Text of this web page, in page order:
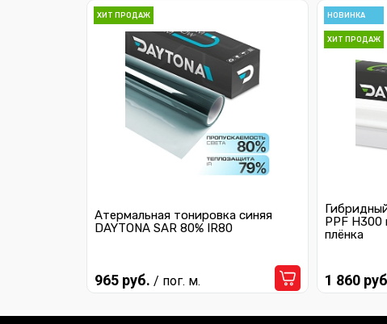
ХИТ ПРОДАЖ
Атермальная тонировка синяя
DAYTONA SAR 80% IR80
965 руб. / пог. м.
НОВИНКА
ХИТ ПРОДАЖ
PPF H300
плёнка
1 860